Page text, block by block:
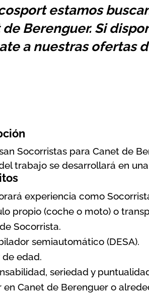
estamos
de Berenguer. Si
a nuestras ofertas
Socorristas para Canet de
trabajo se desarrollará en
experiencia como
propio (coche o moto) o
Socorrista.
semiautomático (DESA).
de edad.
seriedad y
en Canet de Berenguer o